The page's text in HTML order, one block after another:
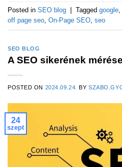
Posted in SEO blog Tagged google
off page seo On-Page SEO seo
SEO BLOG
A SEO sikerének mérése
POSTED ON 2024.09.24. BY
24
szept